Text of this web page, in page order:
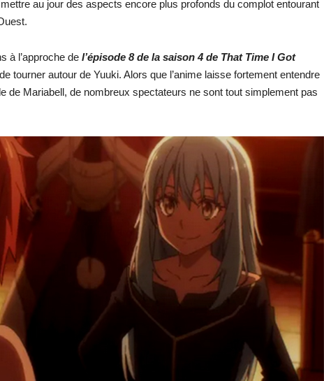
au jour des aspects encore plus profonds du complot entourant
à l’approche de l’épisode 8 de la saison 4 de That Time I Got
tourner autour de Yuuki. Alors que l’anime laisse fortement entendre
de Mariabell, de nombreux spectateurs ne sont tout simplement pas